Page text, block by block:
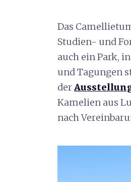
Das
Studien- und
auch ein Park,
und Tagungen
der
Kamelien aus
nach